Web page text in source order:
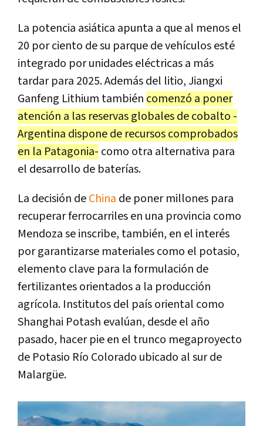
La potencia asiática apunta a que al menos el
20 por ciento de su parque de vehículos esté
integrado por unidades eléctricas a más
tardar para 2025. Además del litio, Jiangxi
Ganfeng Lithium también comenzó a poner
atención a las reservas globales de cobalto -
Argentina dispone de recursos comprobados
en la Patagonia- como otra alternativa para
el desarrollo de baterías.
La decisión deChina de poner millones para
recuperar ferrocarriles en una provincia como
Mendoza se inscribe, también, en el interés
por garantizarse materiales como el potasio,
elemento clave para la formulación de
fertilizantes orientados a la producción
agrícola. Institutos del país oriental como
Shanghai Potash evalúan, desde el año
pasado, hacer pie en el trunco megaproyecto
de Potasio Río Colorado ubicado al sur de
Malargüe.